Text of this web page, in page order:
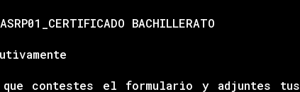
BACHILLERATO
contestes el formulario y adjuntes tus